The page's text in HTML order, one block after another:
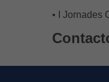
• I Jornades